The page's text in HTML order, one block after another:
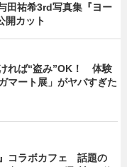
田祐希3rd写真集『ヨー
開カット
れば“盗み”OK！ 体験
マート展」がヤバすぎた
』コラボカフェ 話題の